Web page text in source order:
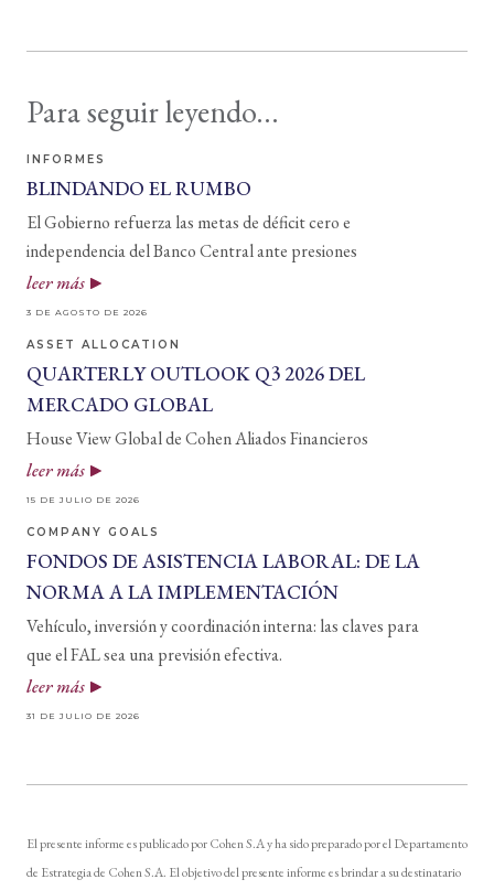
Para seguir leyendo...
INFORMES
BLINDANDO EL RUMBO
El Gobierno refuerza las metas de déficit cero e
independencia del Banco Central ante presiones
leer más
3 DE AGOSTO DE 2026
ASSET ALLOCATION
QUARTERLY OUTLOOK Q3 2026 DEL
MERCADO GLOBAL
House View Global de Cohen Aliados Financieros
leer más
15 DE JULIO DE 2026
COMPANY GOALS
FONDOS DE ASISTENCIA LABORAL: DE LA
NORMA A LA IMPLEMENTACIÓN
Vehículo, inversión y coordinación interna: las claves para
que el FAL sea una previsión efectiva.
leer más
31 DE JULIO DE 2026
El presente informe es publicado por Cohen S.A y ha sido preparado por el Departamento
de Estrategia de Cohen S.A. El objetivo del presente informe es brindar a su destinatario